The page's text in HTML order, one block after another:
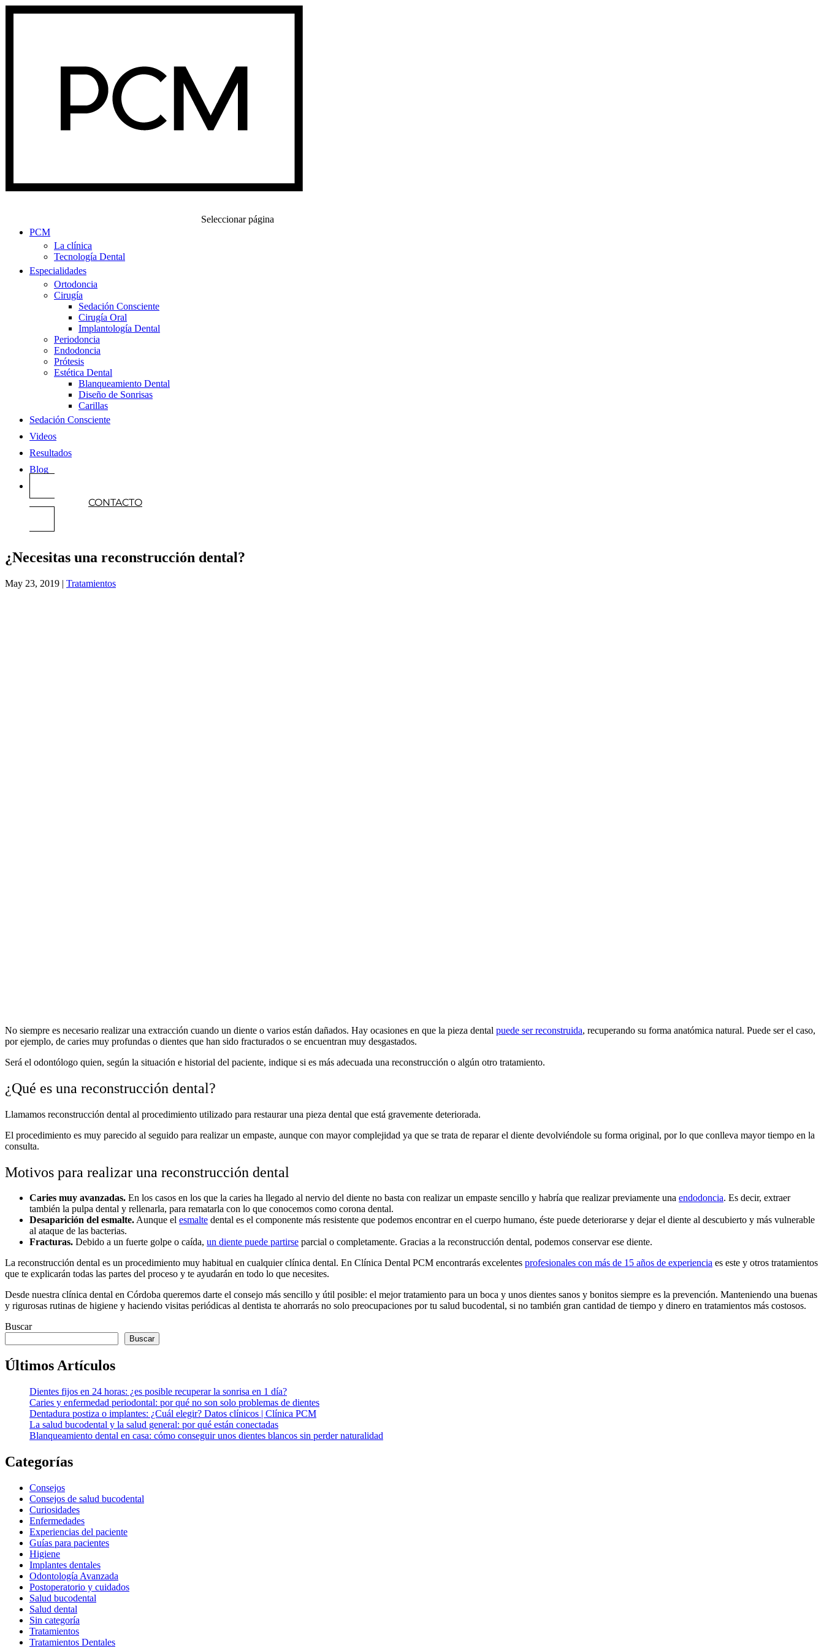
PCM
La clínica
Tecnología Dental
Especialidades
Ortodoncia
Cirugía
Sedación Consciente
Cirugía Oral
Implantología Dental
Periodoncia
Endodoncia
Prótesis
Estética Dental
Blanqueamiento Dental
Diseño de Sonrisas
Carillas
Sedación Consciente
Videos
Resultados
Blog
CONTACTO
Seleccionar página
¿Necesitas una reconstrucción dental?
May 23, 2019 | Tratamientos
No siempre es necesario realizar una extracción cuando un diente o varios están dañados. Hay ocasiones en que la pieza dental puede ser reconstruida, recuperando su forma anatómica natural. Puede ser el caso,
por ejemplo, de caries muy profundas o dientes que han sido fracturados o se encuentran muy desgastados.
Será el odontólogo quien, según la situación e historial del paciente, indique si es más adecuada una reconstrucción o algún otro tratamiento.
¿Qué es una reconstrucción dental?
Llamamos reconstrucción dental al procedimiento utilizado para restaurar una pieza dental que está gravemente deteriorada.
El procedimiento es muy parecido al seguido para realizar un empaste, aunque con mayor complejidad ya que se trata de reparar el diente devolviéndole su forma original, por lo que conlleva mayor tiempo en la
consulta.
Motivos para realizar una reconstrucción dental
Caries muy avanzadas. En los casos en los que la caries ha llegado al nervio del diente no basta con realizar un empaste sencillo y habría que realizar previamente una endodoncia. Es decir, extraer
también la pulpa dental y rellenarla, para rematarla con lo que conocemos como corona dental.
Desaparición del esmalte.Aunque el esmalte dental es el componente más resistente que podemos encontrar en el cuerpo humano, éste puede deteriorarse y dejar el diente al descubierto y más vulnerable
al ataque de las bacterias.
Fracturas. Debido a un fuerte golpe o caída, un diente puede partirse parcial o completamente. Gracias a la reconstrucción dental, podemos conservar ese diente.
La reconstrucción dental es un procedimiento muy habitual en cualquier clínica dental. En Clínica Dental PCM encontrarás excelentes profesionales con más de 15 años de experiencia es este y otros tratamientos
que te explicarán todas las partes del proceso y te ayudarán en todo lo que necesites.
Desde nuestra clínica dental en Córdoba queremos darte el consejo más sencillo y útil posible: el mejor tratamiento para un boca y unos dientes sanos y bonitos siempre es la prevención. Manteniendo una buenas
y rigurosas rutinas de higiene y haciendo visitas periódicas al dentista te ahorrarás no solo preocupaciones por tu salud bucodental, si no también gran cantidad de tiempo y dinero en tratamientos más costosos.
Buscar
Buscar
Últimos Artículos
Dientes fijos en 24 horas: ¿es posible recuperar la sonrisa en 1 día?
Caries y enfermedad periodontal: por qué no son solo problemas de dientes
Dentadura postiza o implantes: ¿Cuál elegir? Datos clínicos | Clínica PCM
La salud bucodental y la salud general: por qué están conectadas
Blanqueamiento dental en casa: cómo conseguir unos dientes blancos sin perder naturalidad
Categorías
Consejos
Consejos de salud bucodental
Curiosidades
Enfermedades
Experiencias del paciente
Guías para pacientes
Higiene
Implantes dentales
Odontología Avanzada
Postoperatorio y cuidados
Salud bucodental
Salud dental
Sin categoría
Tratamientos
Tratamientos Dentales